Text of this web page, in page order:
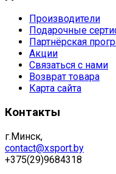
Производители
Подарочные
Партнёрская
Акции
Связаться с нами
Возврат товара
Карта сайта
Контакты
г.Минск,
contact@xsport.by
+375(29)9684318